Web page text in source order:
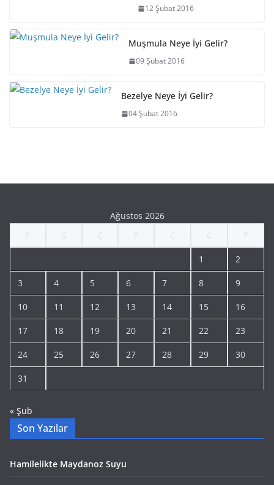
12 Şubat 2016
Muşmula Neye İyi Gelir?
09 Şubat 2016
Bezelye Neye İyi Gelir?
04 Şubat 2016
Ağustos 2026
1 2
3 4 5 6 7 8 9
10 11 12 13 14 15 16
17 18 19 20 21 22 23
24 25 26 27 28 29 30
31
« Şub
Son Yazılar
Hamilelikte Maydanoz Suyu